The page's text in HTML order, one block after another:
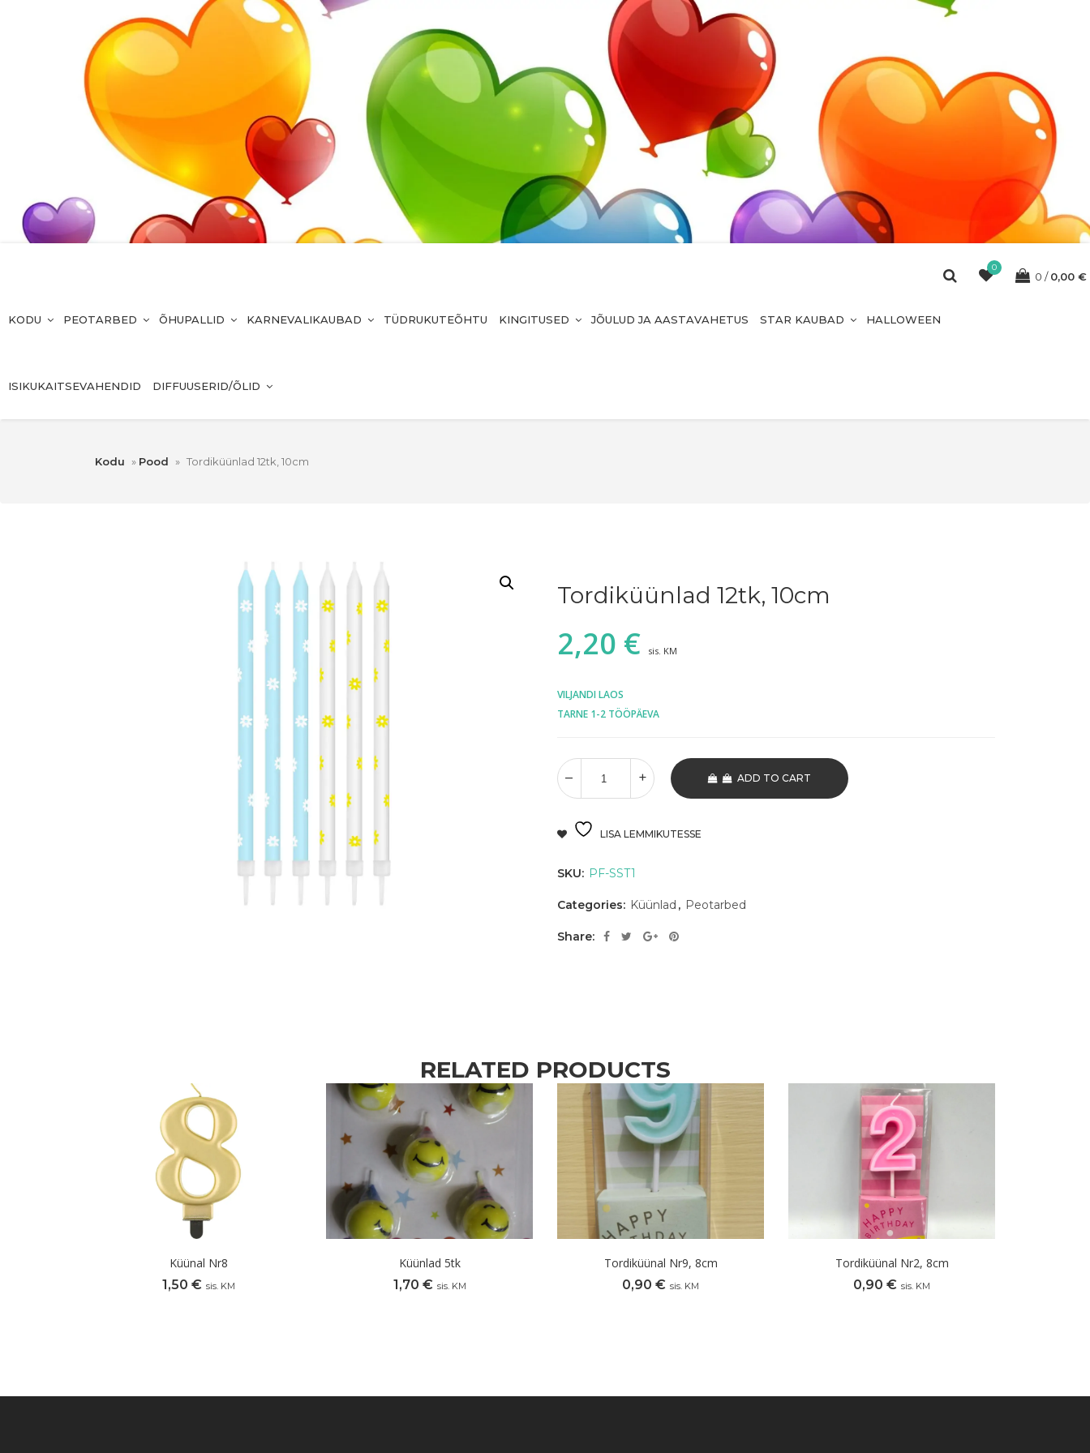
0
0 0,00 €
KODU PEOTARBED ÕHUPALLID KARNEVALIKAUBAD TÜDRUKUTEÕHTU KINGITUSED JÕULUD JA AASTAVAHETUS STAR KAUBAD HALLOWEEN
ISIKUKAITSEVAHENDID DIFFUUSERID/ÕLID
Kodu » Pood » Tordiküünlad 12tk, 10cm
Tordiküünlad 12tk, 10cm
2,20 € sis. KM
VILJANDI LAOS
TARNE 1-2 TÖÖPÄEVA
ADD TO CART
LISA LEMMIKUTESSE
SKU: PF-SST1
Categories: Küünlad , Peotarbed
Share:
RELATED PRODUCTS
Küünal Nr8
1,50 € sis. KM
Küünlad 5tk
1,70 € sis. KM
Tordiküünal Nr9, 8cm
0,90 € sis. KM
Tordiküünal Nr2, 8cm
0,90 € sis. KM